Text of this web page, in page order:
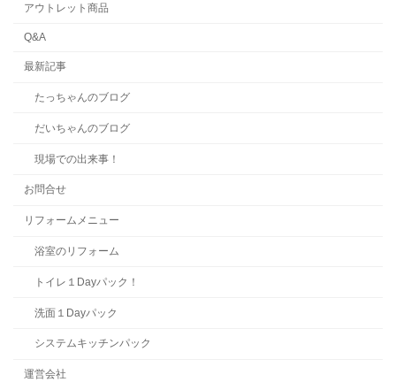
アウトレット商品
Q&A
最新記事
たっちゃんのブログ
だいちゃんのブログ
現場での出来事！
お問合せ
リフォームメニュー
浴室のリフォーム
トイレ１Dayパック！
洗面１Dayパック
システムキッチンパック
運営会社